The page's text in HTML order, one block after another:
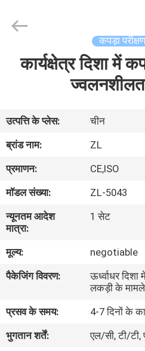
वीडियो
हमारे
बारे
में
कारखाना
भ्रमण
गुणवत्ता
नियंत्रण
Technology
Reserved.
कपड़ा
कार्यक्षेत्र दिशा में
उत्पत्ति के प्लेस:
चीन
ब्रांड नाम:
ZL
प्रमाणन:
CE,ISO
मॉडल संख्या:
ZL-5043
न्यूनतम आदेश
मात्रा:
1 सेट
मूल्य:
negotiable
पैकेजिंग विवरण:
ऊर्ध्वाधर
लकड़ी के मामले
प्रसव के समय:
4-7 दिनों के
भुगतान शर्तें:
एल/सी, टी/टी,